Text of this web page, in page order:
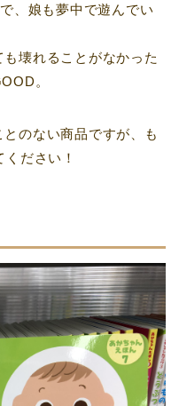
、娘も夢中で遊んでい
壊れることがなかった
。
のない商品ですが、も
ださい！